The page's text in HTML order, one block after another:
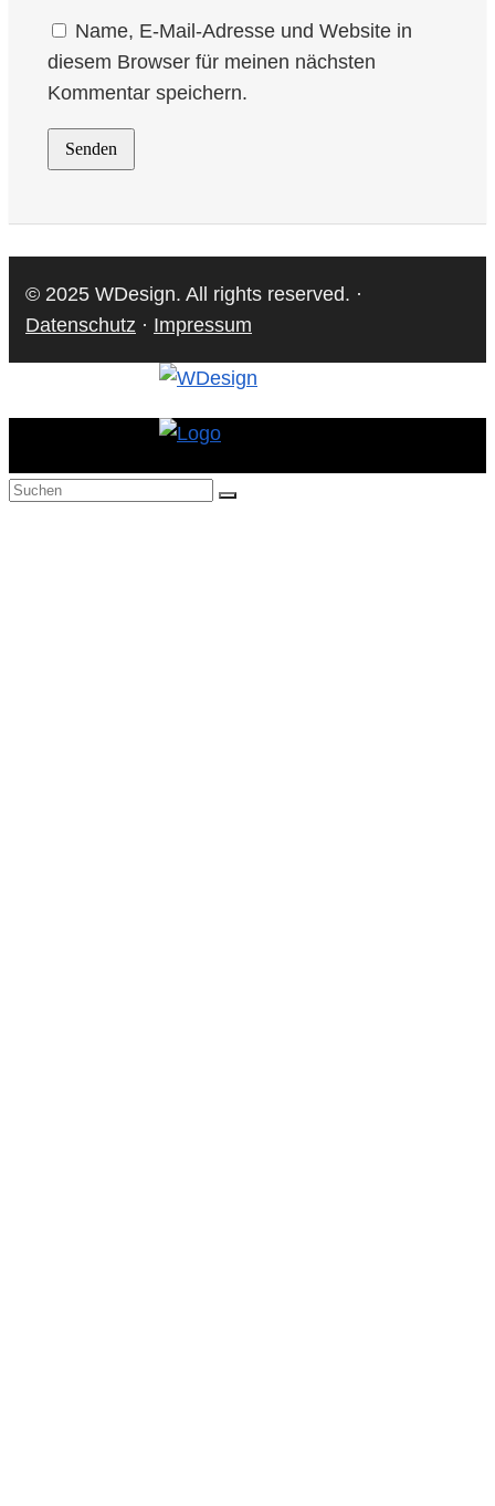
Name, E-Mail-Adresse und Website in
diesem Browser für meinen nächsten
Kommentar speichern.
© 2025 WDesign. All rights reserved. ·
Datenschutz · Impressum